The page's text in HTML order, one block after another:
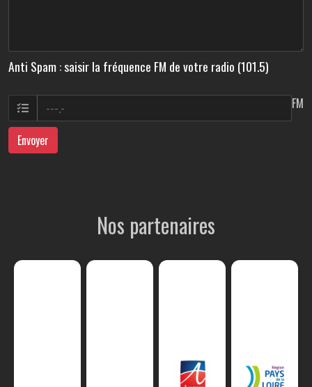
Anti Spam : saisir la fréquence FM de votre radio (101.5)
FM
Envoyer
Nos partenaires